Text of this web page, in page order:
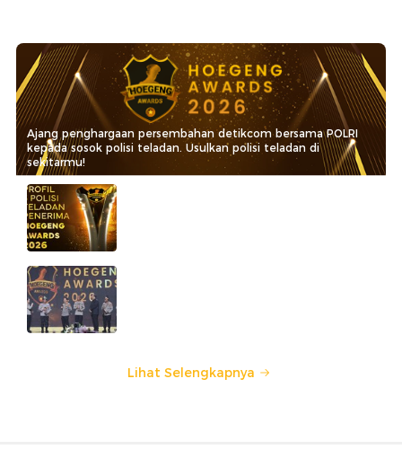
Kategori dan Kiprahnya
IM57+ Sebut Hoegeng Awards
Jadi Motivasi Polri Jalankan
Amanat Konstitusi
Berita Terkait
Video: Anies Baswedan Ikut Komentari Rupiah
Survei Capres Indikator di Sumbar: Prabowo